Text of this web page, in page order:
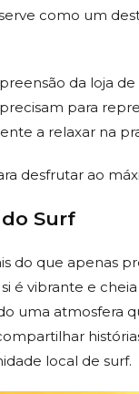
como um
da loja
para
a relaxar na
desfrutar ao
Surf
do que apenas
é vibrante e
uma atmosfera
local de surf.